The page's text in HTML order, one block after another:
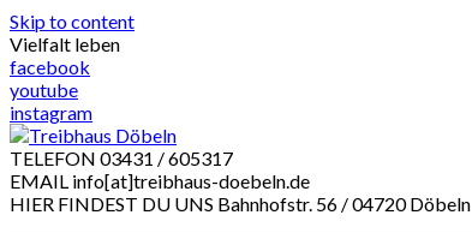
Skip to content
Vielfalt leben
facebook
youtube
instagram
TELEFON 03431 / 605317
EMAIL info[at]treibhaus-doebeln.de
HIER FINDEST DU UNS Bahnhofstr. 56 / 04720 Döbeln